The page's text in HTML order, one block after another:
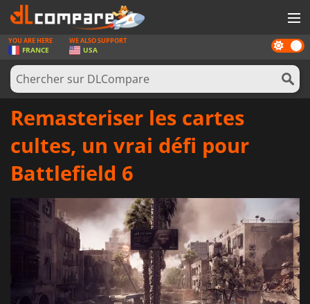
JEUX
CARTES PRÉPAYÉES
LOGICIELS
SE CONNECTER OU S'INSCRIRE
Dark
mode
YOU ARE HERE
FRANCE
WE ALSO SUPPORT
USA
Remasteriser les cartes
cultes, un vrai défi pour
Battlefield 6